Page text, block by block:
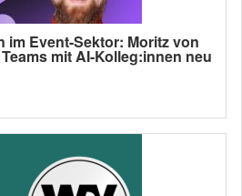
im Event-Sektor: Moritz von
mit AI-Kolleg:innen neu